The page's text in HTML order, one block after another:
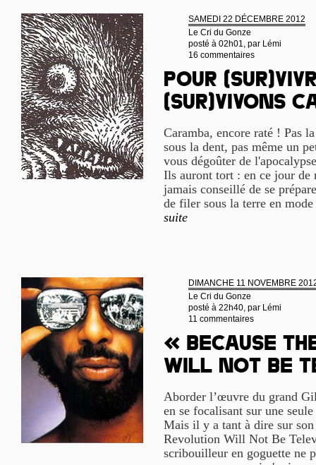
SAMEDI 22 DÉCEMBRE 2012
Le Cri du Gonze
posté à 02h01, par Lémi
16 commentaires
Pour
(sur)vivons
Caramba, encore raté ! Pas
sous la dent, pas même un
vous dégoûter de
Ils auront tort : en ce jour de
jamais conseillé de se
de filer sous la terre en
suite
DIMANCHE 11 NOVEMBRE
Le Cri du Gonze
posté à 22h40, par Lémi
11 commentaires
« Because
will not be
Aborder l’œuvre du grand
en se focalisant sur une
Mais il y a tant à dire sur
Revolution Will Not Be
scribouilleur en goguette ne